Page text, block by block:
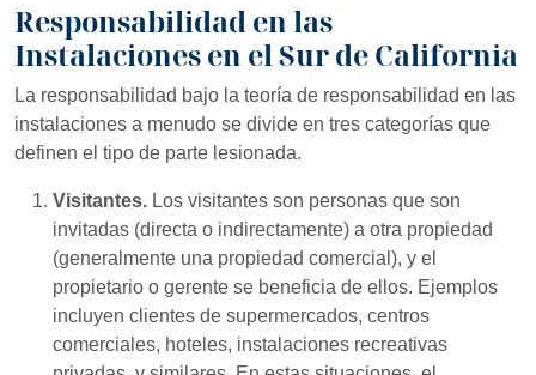
Responsabilidad en las
Instalaciones en el Sur de California
La responsabilidad bajo la teoría de responsabilidad en las
instalaciones a menudo se divide en tres categorías que
definen el tipo de parte lesionada.
Visitantes. Los visitantes son personas que son
invitadas (directa o indirectamente) a otra propiedad
(generalmente una propiedad comercial), y el
propietario o gerente se beneficia de ellos. Ejemplos
incluyen clientes de supermercados, centros
comerciales, hoteles, instalaciones recreativas